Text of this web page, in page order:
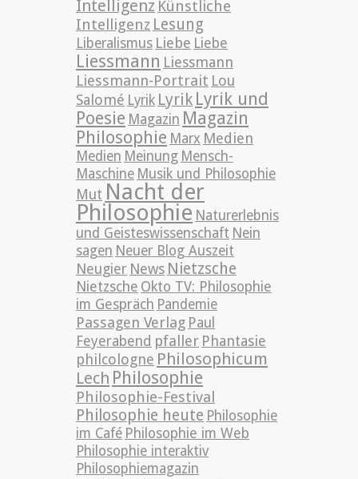
Intelligenz Künstliche
Intelligenz Lesung
Liberalismus Liebe Liebe
Liessmann Liessmann
Liessmann-Portrait Lou
Salomé Lyrik Lyrik Lyrik und
Poesie Magazin Magazin
Philosophie Marx Medien
Medien Meinung Mensch-
Maschine Musik und Philosophie
Mut Nacht der
Philosophie Naturerlebnis
und Geisteswissenschaft Nein
sagen Neuer Blog Auszeit
Neugier News Nietzsche
Nietzsche Okto TV: Philosophie
im Gespräch Pandemie
Passagen Verlag Paul
Feyerabend pfaller Phantasie
philcologne Philosophicum
Lech Philosophie
Philosophie-Festival
Philosophie heute Philosophie
im Café Philosophie im Web
Philosophie interaktiv
Philosophiemagazin